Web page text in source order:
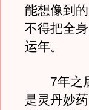
能想像到
不得把全
运年。
7年之后
是灵丹妙